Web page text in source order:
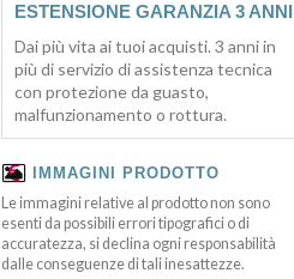
ESTENSIONE GARANZIA 3 ANNI
Dai più vita ai tuoi acquisti. 3 anni in
più di servizio di assistenza tecnica
con protezione da guasto,
malfunzionamento o rottura.
IMMAGINI PRODOTTO
Le immagini relative al prodotto non sono
esenti da possibili errori tipografici o di
accuratezza, si declina ogni responsabilità
dalle conseguenze di tali inesattezze.